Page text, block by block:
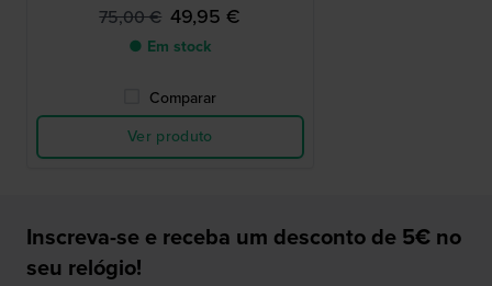
75,00 € 49,95 €
● Em stock
Comparar
Ver produto
Inscreva-se e receba um desconto de 5€ no
seu relógio!